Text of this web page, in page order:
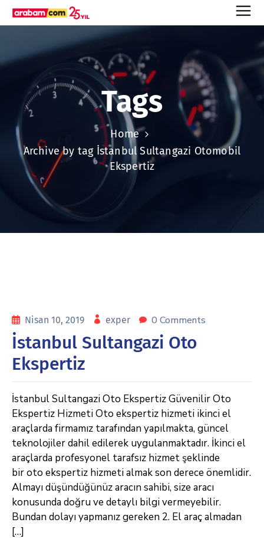
Tags
Home
Archive by tag İstanbul Sultangazi Otomobil
Ekspertiz
Nisan 10, 2019 exper 0 Comments
İstanbul Sultangazi Oto
Ekspertiz
İstanbul Sultangazi Oto Ekspertiz Güvenilir Oto
Ekspertiz Hizmeti Oto ekspertiz hizmeti ikinci el
araçlarda firmamız tarafından yapılmakta, güncel
teknolojiler dahil edilerek uygulanmaktadır. İkinci el
araçlarda profesyonel tarafsız hizmet şeklinde
bir oto ekspertiz hizmeti almak son derece önemlidir.
Almayı düşündüğünüz aracın sahibi, size aracı
konusunda doğru ve detaylı bilgi vermeyebilir.
Bundan dolayı yapmanız gereken 2. El araç almadan
[…]